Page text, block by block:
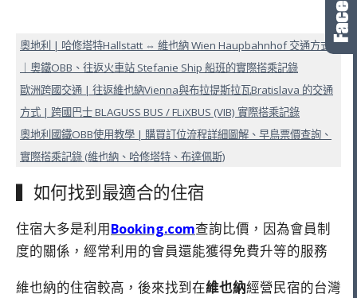
奧地利 | 哈修塔特Hallstatt ⇔ 維也納 Wien Haupbahnhof 交通方式
｜奧鐵OBB、往返火車站 Stefanie Ship 船班的實際搭乘記錄
歐洲跨國交通 | 往返維也納Vienna與布拉提斯拉瓦Bratislava 的交通
方式 | 跨國巴士 BLAGUSS BUS / FLiXBUS (VIB) 實際搭乘記錄
奧地利國鐵OBB使用教學 | 購買訂位流程詳細圖解、早鳥票價查詢、
實際搭乘記錄 (維也納、哈修塔特、布達佩斯)
▍如何找到最適合的住宿
住宿大多是利用Booking.com查詢比價，因為會員制
度的關係，經常利用的會員還能獲得免費升等的服務
維也納的住宿較高，後來找到在維也納經營民宿的台灣